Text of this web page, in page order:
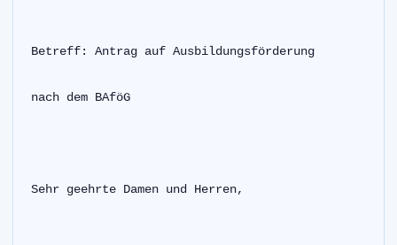
Betreff: Antrag auf Ausbildungsförderung
nach dem BAföG
Sehr geehrte Damen und Herren,